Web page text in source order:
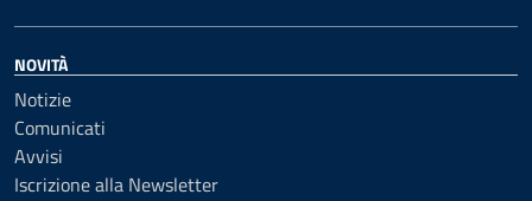
NOVITÀ
Notizie
Comunicati
Avvisi
Iscrizione alla Newsletter